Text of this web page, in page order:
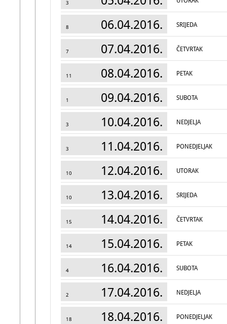
3
8 06.04.2016. SRIJEDA
7 07.04.2016. ČETVRTAK
11 08.04.2016. PETAK
1 09.04.2016. SUBOTA
3 10.04.2016. NEDJELJA
3 11.04.2016. PONEDJELJAK
10 12.04.2016. UTORAK
10 13.04.2016. SRIJEDA
15 14.04.2016. ČETVRTAK
14 15.04.2016. PETAK
4 16.04.2016. SUBOTA
2 17.04.2016. NEDJELJA
18 18.04.2016. PONEDJELJAK